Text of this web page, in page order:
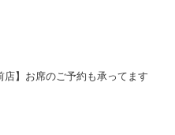
店】お席のご予約も承ってます